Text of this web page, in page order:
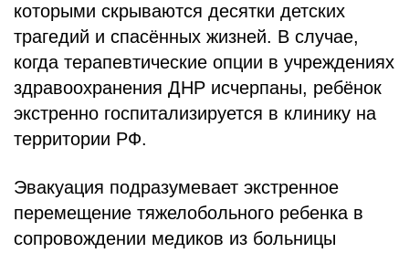
ПОМОЩЬ
БЛОГ
которыми скрываются десятки детских
трагедий и спасённых жизней. В случае,
когда терапевтические опции в учреждениях
здравоохранения ДНР исчерпаны, ребёнок
экстренно госпитализируется в клинику на
территории РФ.
Эвакуация подразумевает экстренное
перемещение тяжелобольного ребенка в
сопровождении медиков из больницы